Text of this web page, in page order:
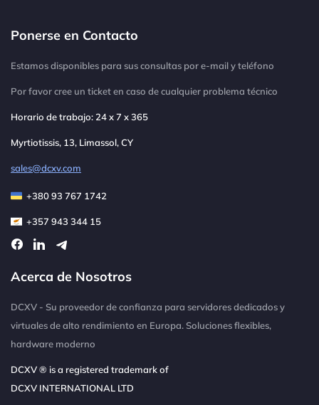
Ponerse en Contacto
Estamos disponibles para sus consultas por e-mail y teléfono
Por favor cree un ticket en caso de cualquier problema técnico
Horario de trabajo: 24 x 7 x 365
Myrtiotissis, 13, Limassol, CY
sales@dcxv.com
+380 93 767 1742
+357 943 344 15
Acerca de Nosotros
DCXV - Su proveedor de confianza para servidores dedicados y
virtuales de alto rendimiento en Europa. Soluciones flexibles,
hardware moderno
DCXV ® is a registered trademark of
DCXV INTERNATIONAL LTD